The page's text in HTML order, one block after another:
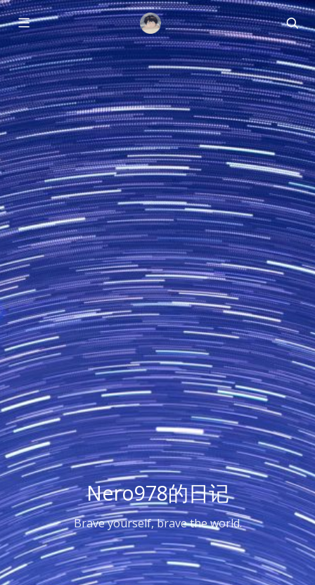
Nero978的日记
Brave yourself, brave the world.